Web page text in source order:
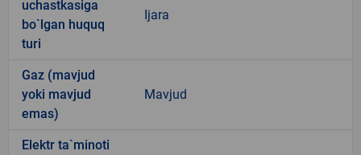
uchastkasiga
bo`lgan huquq
turi
Ijara
Gaz (mavjud
yoki mavjud
emas)
Mavjud
Elektr ta`minoti